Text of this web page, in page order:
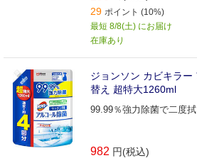
29 ポイント (10%)
最短 8/8(土) にお届け
在庫あり
ジョンソン カビキラー
替え 超特大1260ml
99.99％強力除菌で二度
982 円(税込)